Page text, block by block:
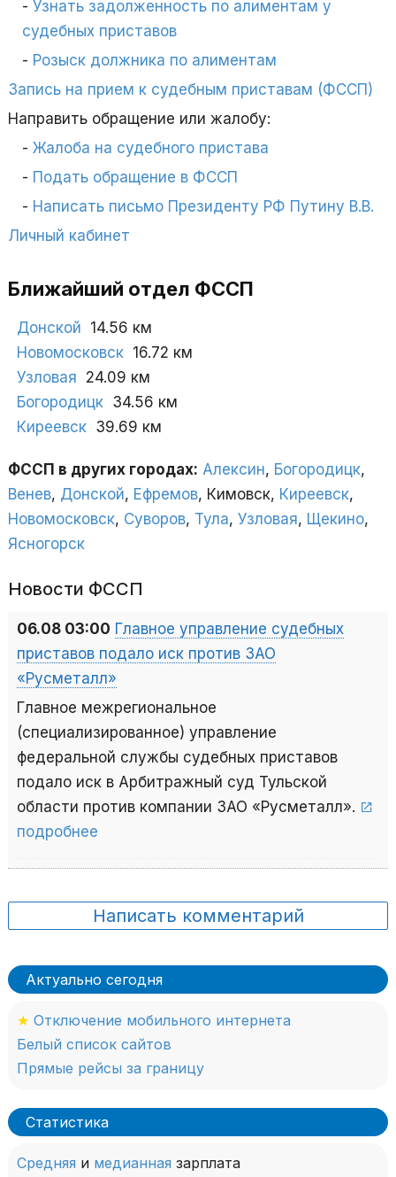
Узнать задолженность по алиментам у
судебных приставов
Розыск должника по алиментам
Запись на прием к судебным приставам (ФССП)
Направить обращение или жалобу:
Жалоба на судебного пристава
Подать обращение в ФССП
Написать письмо Президенту РФ Путину В.В.
Личный кабинет
Ближайший отдел ФССП
Донской 14.56 км
Новомосковск 16.72 км
Узловая 24.09 км
Богородицк 34.56 км
Киреевск 39.69 км
ФССП в других городах: Алексин, Богородицк,
Венев, Донской, Ефремов, Кимовск, Киреевск,
Новомосковск, Суворов, Тула, Узловая, Щекино,
Ясногорск
Новости ФССП
06.08 03:00 Главное управление судебных
приставов подало иск против ЗАО
«Русметалл»
Главное межрегиональное
(специализированное) управление
федеральной службы судебных приставов
подало иск в Арбитражный суд Тульской
области против компании ЗАО «Русметалл».
подробнее
Написать комментарий
Актуально сегодня
★ Отключение мобильного интернета
Белый список сайтов
Прямые рейсы за границу
Статистика
Средняя и медианная зарплата